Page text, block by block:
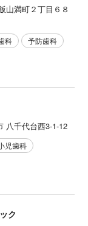
山満町２丁目６８
科
予防歯科
八千代台西3-1-12
児歯科
ク